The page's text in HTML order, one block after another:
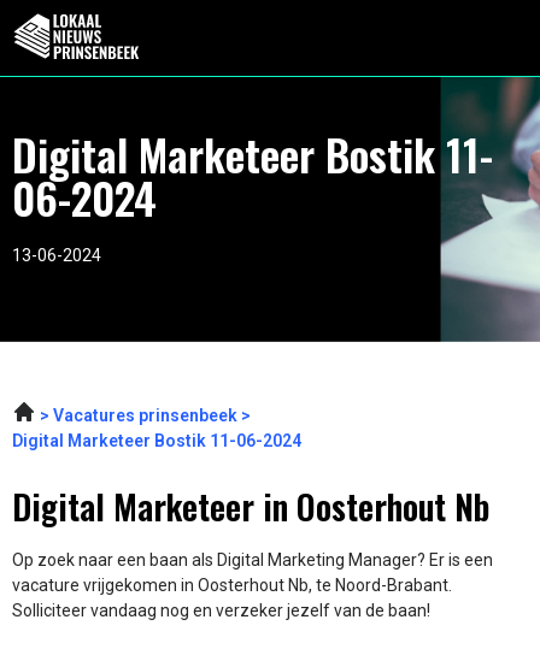
Digital Marketeer Bostik 11-
06-2024
13-06-2024
Vacatures prinsenbeek
Digital Marketeer Bostik 11-06-2024
Digital Marketeer in Oosterhout Nb
Op zoek naar een baan als Digital Marketing Manager? Er is een
vacature vrijgekomen in Oosterhout Nb, te Noord-Brabant.
Solliciteer vandaag nog en verzeker jezelf van de baan!